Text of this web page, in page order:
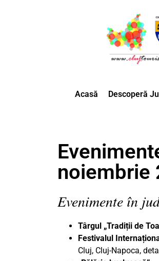
Acasă Descoperă
noiembrie
Evenimente în
Târgul „Tradiții de
Festivalul
Cluj, Cluj-Napoca,